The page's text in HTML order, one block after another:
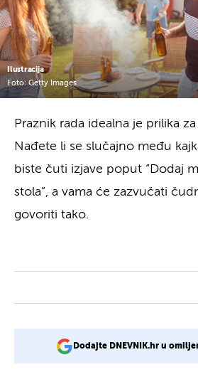
Ilustracija
Foto: Getty Images
Praznik rada idealna je prilika
Nađete li se slučajno među
biste čuti izjave poput “Dodaj
stola”, a vama će zazvučati
govoriti tako.
Dodajte DNEVNIK.hr u